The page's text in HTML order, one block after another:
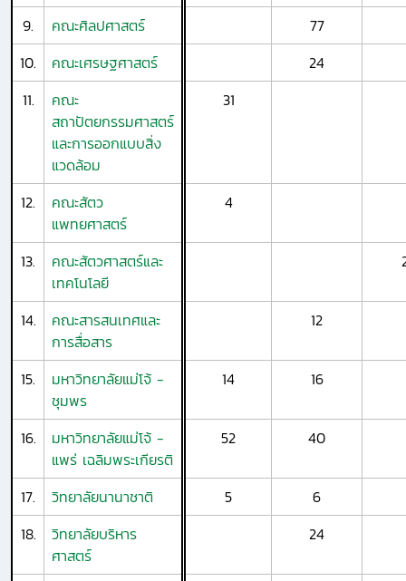
9. คณะศิลปศาสตร์
77
10.
คณะเศรษฐศาสตร์
24
11.
คณะ
สถาปัตยกรรมศาสตร์
และการออกแบบสิ่ง
แวดล้อม
31
12.
คณะสัตว
แพทยศาสตร์
4
13.
คณะสัตวศาสตร์และ
เทคโนโลยี
14.
คณะสารสนเทศและ
การสื่อสาร
12
15.
มหาวิทยาลัยแม่โจ้ -
ชุมพร
14 16
16.
มหาวิทยาลัยแม่โจ้ -
แพร่ เฉลิมพระเกียรติ
52 40
17. วิทยาลัยนานาชาติ 5
6
18.
วิทยาลัยบริหาร
ศาสตร์
24